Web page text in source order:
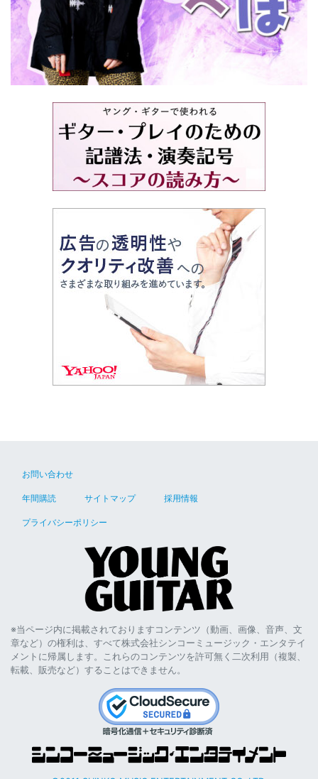
お問い合わせ
年間購読 サイトマップ 採用情報
プライバシーポリシー
※当ページ内に掲載されておりますコンテンツ（動画、画像、音声、文
章など）の権利は、すべて株式会社シンコーミュージック・エンタテイ
メントに帰属します。これらのコンテンツを許可無く二次利用（複製、
転載、販売など）することはできません。